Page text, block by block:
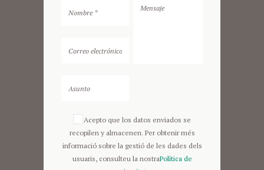
Acepto que los datos enviados se
recopilen y almacenen. Per obtenir més
informació sobre la gestió de les dades dels
usuaris, consulteu la nostraPolítica de